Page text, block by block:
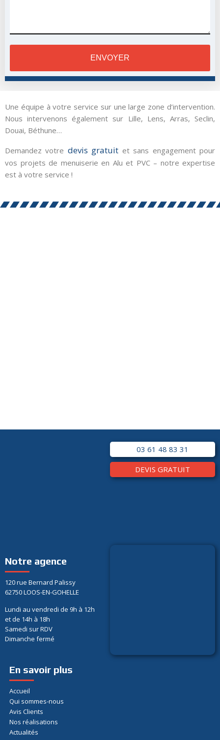
ENVOYER
Une équipe à votre service sur une large zone d’intervention.
Nous intervenons également sur Lille, Lens, Arras, Seclin,
Douai, Béthune…
Demandez votre devis gratuit et sans engagement pour
vos projets de menuiserie en Alu et PVC – notre expertise
est à votre service !
03 61 48 83 31
DEVIS GRATUIT
Notre agence
120 rue Bernard Palissy
62750 LOOS-EN-GOHELLE
Lundi au vendredi de 9h à 12h
et de 14h à 18h
Samedi sur RDV
Dimanche fermé
En savoir plus
Accueil
Qui sommes-nous
Avis Clients
Nos réalisations
Actualités